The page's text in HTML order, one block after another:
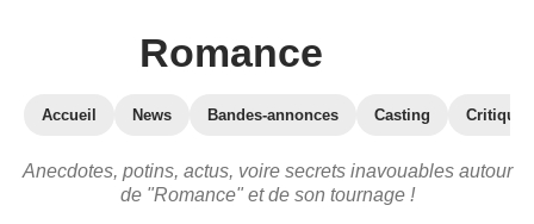
Romance
Accueil News Bandes-annonces Casting
Anecdotes, potins, actus, voire secrets inavouables autour
de "Romance" et de son tournage !